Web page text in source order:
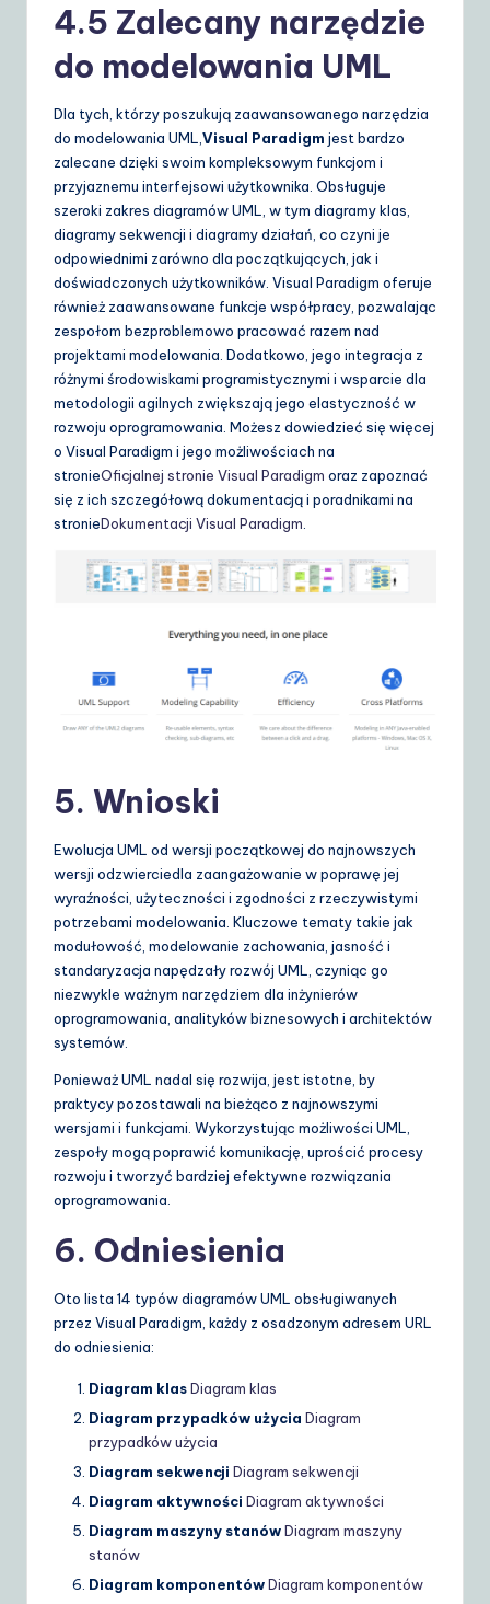
4.5 Zalecany narzędzie
do modelowania UML
Dla tych, którzy poszukują zaawansowanego narzędzia
do modelowania UML, Visual Paradigm jest bardzo
zalecane dzięki swoim kompleksowym funkcjom i
przyjaznemu interfejsowi użytkownika. Obsługuje
szeroki zakres diagramów UML, w tym diagramy klas,
diagramy sekwencji i diagramy działań, co czyni je
odpowiednimi zarówno dla początkujących, jak i
doświadczonych użytkowników. Visual Paradigm oferuje
również zaawansowane funkcje współpracy, pozwalając
zespołom bezproblemowo pracować razem nad
projektami modelowania. Dodatkowo, jego integracja z
różnymi środowiskami programistycznymi i wsparcie dla
metodologii agilnych zwiększają jego elastyczność w
rozwoju oprogramowania. Możesz dowiedzieć się więcej
o Visual Paradigm i jego możliwościach na
stronieOficjalnej stronie Visual Paradigm oraz zapoznać
się z ich szczegółową dokumentacją i poradnikami na
stronieDokumentacji Visual Paradigm
5. Wnioski
Ewolucja UML od wersji początkowej do najnowszych
wersji odzwierciedla zaangażowanie w poprawę jej
wyraźności, użyteczności i zgodności z rzeczywistymi
potrzebami modelowania. Kluczowe tematy takie jak
modułowość, modelowanie zachowania, jasność i
standaryzacja napędzały rozwój UML, czyniąc go
niezwykle ważnym narzędziem dla inżynierów
oprogramowania, analityków biznesowych i architektów
systemów.
Ponieważ UML nadal się rozwija, jest istotne, by
praktycy pozostawali na bieżąco z najnowszymi
wersjami i funkcjami. Wykorzystując możliwości UML,
zespoły mogą poprawić komunikację, uprościć procesy
rozwoju i tworzyć bardziej efektywne rozwiązania
oprogramowania.
6. Odniesienia
Oto lista 14 typów diagramów UML obsługiwanych
przez Visual Paradigm, każdy z osadzonym adresem URL
do odniesienia:
Diagram klasDiagram klas
Diagram przypadków użycia Diagram
przypadków użycia
Diagram sekwencji Diagram sekwencji
Diagram aktywności Diagram aktywności
Diagram maszyny stanówDiagram maszyny
stanów
Diagram komponentówDiagram komponentów